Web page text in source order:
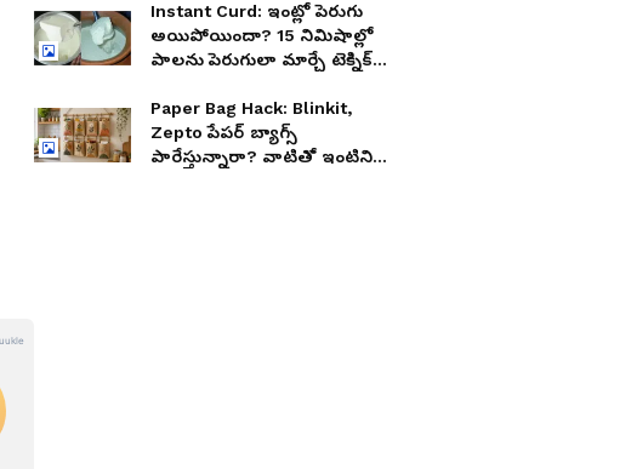
Instant Curd: ఇంట్లో పెరుగు
అయిపోయిందా? 15 నిమిషాల్లో
పాలను పెరుగులా మార్చే టెక్నిక్
Paper Bag Hack: Blinkit,
Zepto పేపర్ బ్యాగ్స్
పారేస్తున్నారా? వాటితో ఇంటిని